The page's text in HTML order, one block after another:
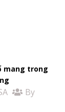
mang trong
By